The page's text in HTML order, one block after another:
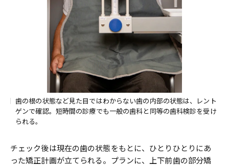
歯の根の状態など見た目ではわからない歯の内部の状態は、レント
ゲンで確認。短時間の診療でも一般の歯科と同等の歯科検診を受け
られる。
チェック後は現在の歯の状態をもとに、ひとりひとりにあ
った矯正計画が立てられる。プランに、上下前歯の部分矯